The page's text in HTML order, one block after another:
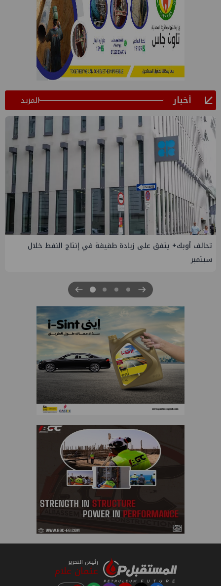
أخبار المزيد
إسدال الستار على النسخة الثانية من "منتدى مصر للطاقة
والصناعة 2026" بنجاح
رئيس التحرير
عثمان علام